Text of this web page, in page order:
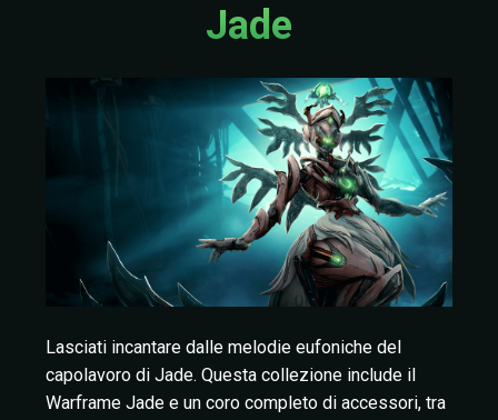
Jade
Lasciati incantare dalle melodie eufoniche del
capolavoro di Jade. Questa collezione include il
Warframe Jade e un coro completo di accessori, tra